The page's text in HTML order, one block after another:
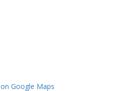
Google Maps